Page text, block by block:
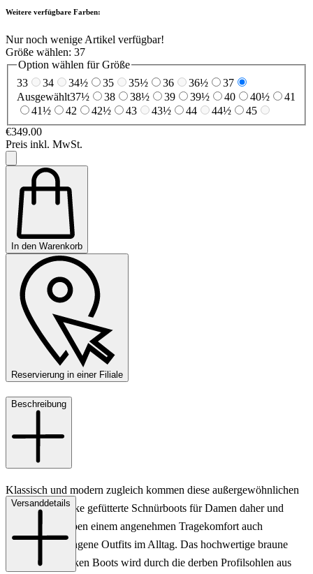
Weitere verfügbare Farben:
Nur noch wenige Artikel verfügbar!
Größe wählen: 37
Option wählen für Größe
33
34 34½ 35 35½ 36 36½
37
Ausgewählt37½ 38 38½ 39 39½ 40 40½
41
41½
42 42½ 43 43½ 44 44½
45
€349.00
Preis inkl. MwSt.
In den Warenkorb
Reservierung in einer Filiale
Beschreibung
Klassisch und modern zugleich kommen diese außergewöhnlichen
Konstantin Starke gefütterte Schnürboots für Damen daher und
versprechen neben einem angenehmen Tragekomfort auch
zahlreiche gelungene Outfits im Alltag. Das hochwertige braune
Leder der schicken Boots wird durch die derben Profilsohlen aus
Versanddetails